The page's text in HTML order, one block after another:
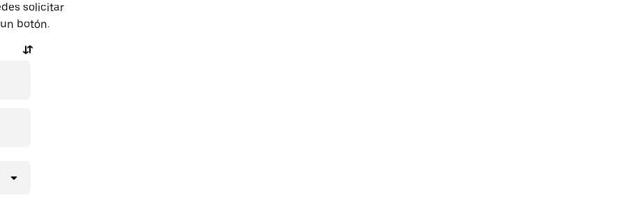
solicitar
botón.